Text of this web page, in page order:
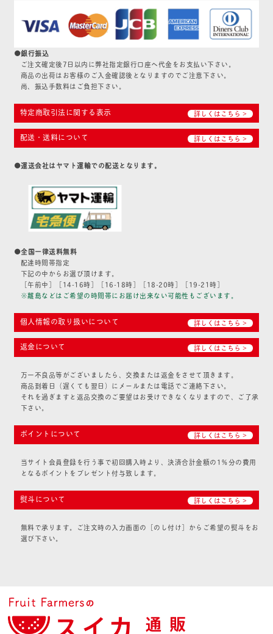
●銀行振込
ご注文確定後7日以内に弊社指定銀行口座へ代金をお支払い下さい。
商品の出荷はお客様のご入金確認後となりますのでご注意下さい。
尚、振込手数料はご負担下さい。
特定商取引法に関する表示 詳しくはこちら >
配送・送料について 詳しくはこちら >
●運送会社はヤマト運輸での配送となります。
●全国一律送料無料
配達時間帯指定
下記の中からお選び頂けます。
［午前中］［14-16時］［16-18時］［18-20時］［19-21時］
※離島などはご希望の時間帯にお届け出来ない可能性もございます。
個人情報の取り扱いについて 詳しくはこちら >
返金について 詳しくはこちら >
万一不良品等がございましたら、交換または返金をさせて頂きます。
商品到着日（遅くても翌日）にメールまたは電話でご連絡下さい。
それを過ぎますと返品交換のご要望はお受けできなくなりますので、ご了承
下さい。
ポイントについて 詳しくはこちら >
当サイト会員登録を行う事で初回購入時より、決済合計金額の1％分の費用
となるポイントをプレゼント付与致します。
熨斗について 詳しくはこちら >
無料で承ります。ご注文時の入力画面の［のし付け］からご希望の熨斗をお
選び下さい。